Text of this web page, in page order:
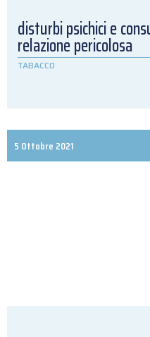
disturbi psichici e
relazione pericolosa
TABACCO
5 Ottobre 2021